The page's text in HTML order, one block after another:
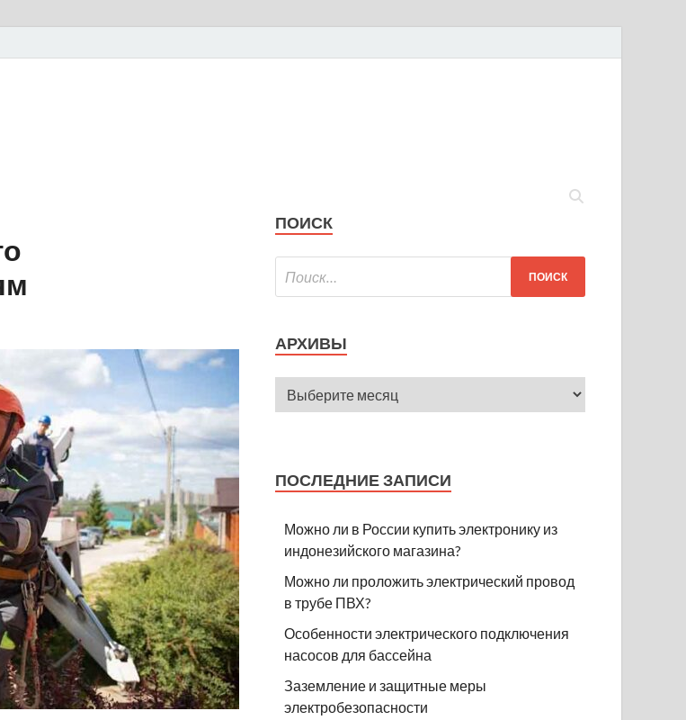
ПОИСК
АРХИВЫ
ПОСЛЕДНИЕ ЗАПИСИ
Можно ли в России купить электронику из
индонезийского магазина?
Можно ли проложить электрический провод
в трубе ПВХ?
Особенности электрического подключения
насосов для бассейна
Заземление и защитные меры
электробезопасности